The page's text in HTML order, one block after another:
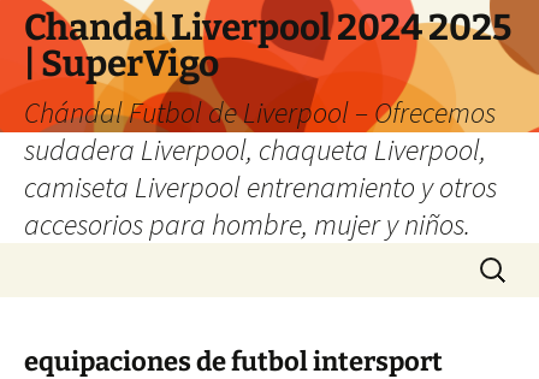
Chandal Liverpool 2024 2025
| SuperVigo
Chándal Futbol de Liverpool – Ofrecemos
sudadera Liverpool, chaqueta Liverpool,
camiseta Liverpool entrenamiento y otros
accesorios para hombre, mujer y niños.
Buscar:
equipaciones de futbol intersport